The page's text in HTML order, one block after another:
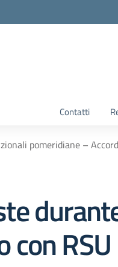
Contatti
pomeridiane –
RSU